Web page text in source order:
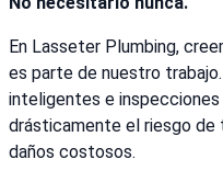
En Lasseter Plumbing,
es parte de nuestro
inteligentes e inspecciones
drásticamente el riesgo de
daños costosos.